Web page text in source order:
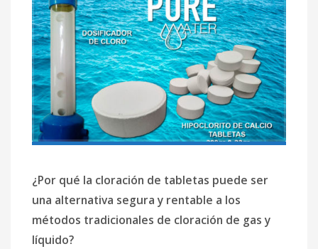
¿Por qué la cloración de tabletas puede ser
una alternativa segura y rentable a los
métodos tradicionales de cloración de gas y
líquido?